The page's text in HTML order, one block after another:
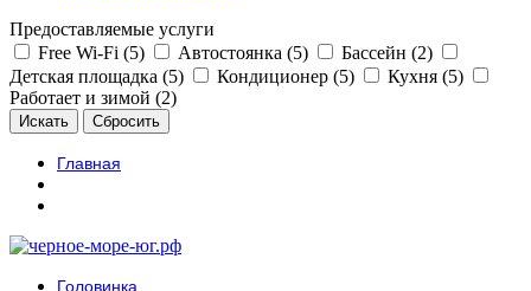
Предоставляемые услуги
Free Wi-Fi (5)
Автостоянка (5)
Бассейн (2)
Детская площадка (5)
Кондиционер (5)
Кухня (5)
Работает и зимой (2)
Главная
Головинка